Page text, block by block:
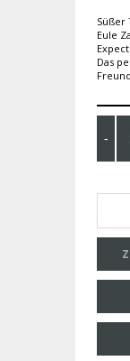
Süßer
Eule
Das